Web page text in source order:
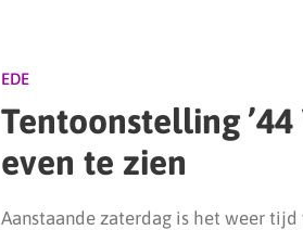
EDE
Tentoonstelling
even te zien
Aanstaande zaterdag is het weer